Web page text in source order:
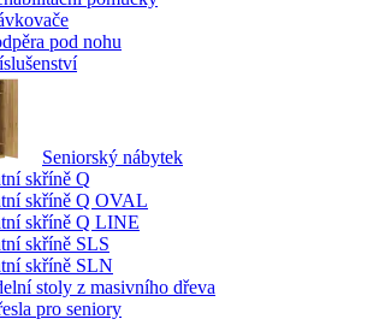
pod nohu
Seniorský nábytek
skříně Q
skříně Q OVAL
skříně Q LINE
skříně SLS
skříně SLN
stoly z masivního dřeva
pro seniory